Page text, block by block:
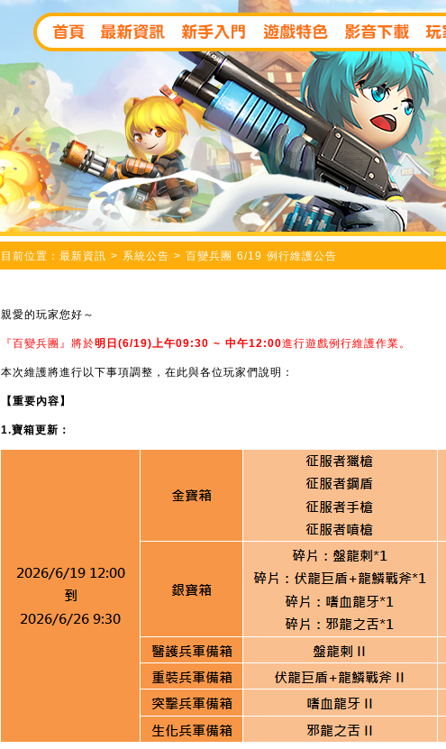
目前位置：最新資訊 > 系統公告 > 百變兵團 6/19 例行維護公告
親愛的玩家您好～
『百變兵團』將於明日(6/19)上午09:30 ~ 中午12:00進行遊戲例行維護作業。
本次維護將進行以下事項調整，在此與各位玩家們說明：
【重要內容】
1.寶箱更新：